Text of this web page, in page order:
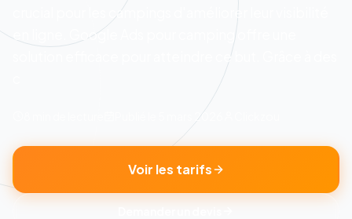
crucial pour les campings d'améliorer leur visibilité
en ligne. Google Ads pour camping offre une
solution efficace pour atteindre ce but. Grâce à des
5 mars 2026
Voir les tarifs